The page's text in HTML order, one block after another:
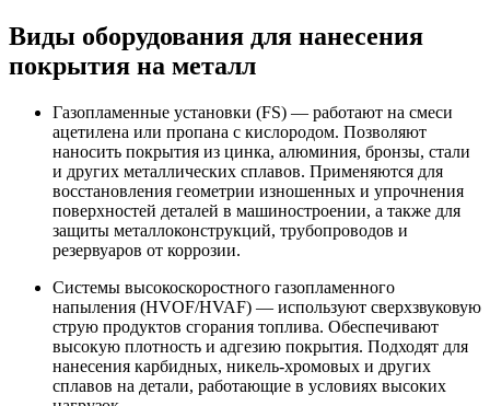
Виды оборудования для нанесения
покрытия на металл
Газопламенные установки (FS) — работают на смеси
ацетилена или пропана с кислородом. Позволяют
наносить покрытия из цинка, алюминия, бронзы, стали
и других металлических сплавов. Применяются для
восстановления геометрии изношенных и упрочнения
поверхностей деталей в машиностроении, а также для
защиты металлоконструкций, трубопроводов и
резервуаров от коррозии.
Системы высокоскоростного газопламенного
напыления (HVOF/HVAF) — используют сверхзвуковую
струю продуктов сгорания топлива. Обеспечивают
высокую плотность и адгезию покрытия. Подходят для
нанесения карбидных, никель-хромовых и других
сплавов на детали, работающие в условиях высоких